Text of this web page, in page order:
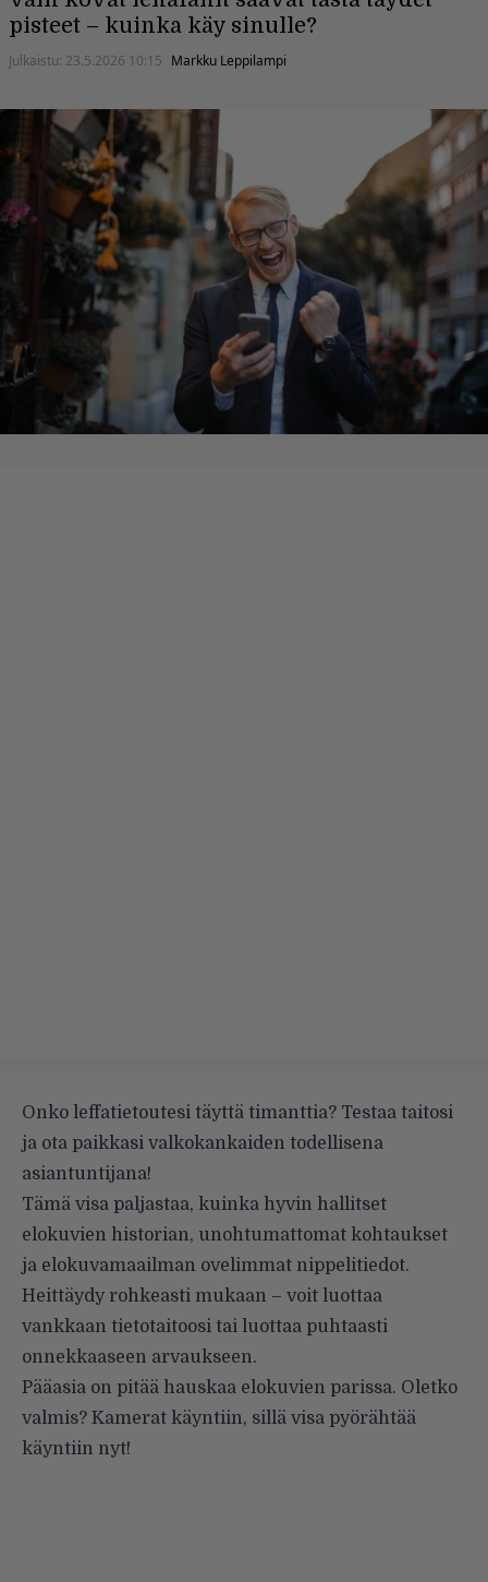
pisteet – kuinka käy sinulle?
Julkaistu: 23.5.2026 10:15 Markku Leppilampi
Onko leffatietoutesi täyttä timanttia? Testaa taitosi
ja ota paikkasi valkokankaiden todellisena
asiantuntijana!
Tämä visa paljastaa, kuinka hyvin hallitset
elokuvien historian, unohtumattomat kohtaukset
ja elokuvamaailman ovelimmat nippelitiedot.
Heittäydy rohkeasti mukaan – voit luottaa
vankkaan tietotaitoosi tai luottaa puhtaasti
onnekkaaseen arvaukseen.
Pääasia on pitää hauskaa elokuvien parissa. Oletko
valmis? Kamerat käyntiin, sillä visa pyörähtää
käyntiin nyt!